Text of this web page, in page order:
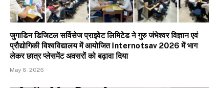
जुगाडिन डिजिटल सर्विसेज प्राइवेट लिमिटेड ने गुरु जंभेश्वर विज्ञान एवं
प्रौद्योगिकी विश्वविद्यालय में आयोजित Internotsav 2026 में भाग
लेकर छात्र प्लेसमेंट अवसरों को बढ़ावा दिया
May 6, 2026